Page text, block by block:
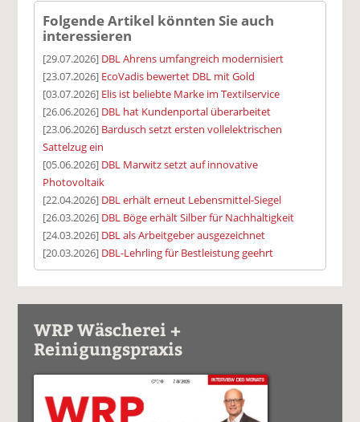
Folgende Artikel könnten Sie auch
interessieren
[29.07.2026] DBL Ahrens umfangreich modernisiert
[23.07.2026] EcoVadis bewertet DBL mit Gold
[03.07.2026] Elis ist beliebte Marke im Textilservice
[26.06.2026] DBL hat Kundenportal überarbeitet
[23.06.2026] Bardusch setzt ersten vollelektrischen
Sattelzug ein
[05.06.2026] DBL Marwitz setzt auf innovative
Photovoltaik
[22.04.2026] DBL erhält erneut Lebensmittel-Siegel
[26.03.2026] DBL Böge erhält Silber für Nachhaltigkeit
[24.03.2026] DBL als Arbeitgeber ausgezeichnet
[20.03.2026] DBL-Lehrling für Bestleistung geehrt
WRP Wäscherei +
Reinigungspraxis